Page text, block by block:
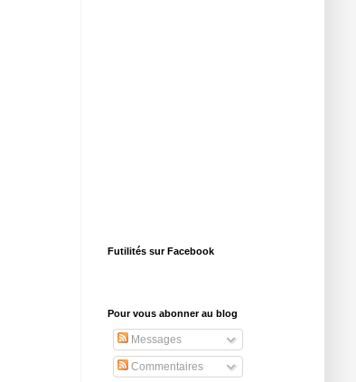
Futilités sur Facebook
Pour vous abonner au blog
Messages
Commentaires